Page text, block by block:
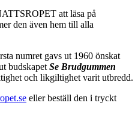
att läsa på
den även hem till alla
numret gavs ut 1960 önskat
budskapet Se Brudgummen
och likgiltighet varit utbredd.
eller beställ den i tryckt